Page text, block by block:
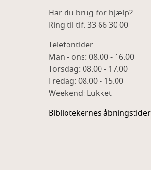
Har du brug for hjælp?
Ring til tlf. 33 66 30 00
Telefontider
Man - ons: 08.00 - 16.00
Torsdag: 08.00 - 17.00
Fredag: 08.00 - 15.00
Weekend: Lukket
Bibliotekernes åbningstider